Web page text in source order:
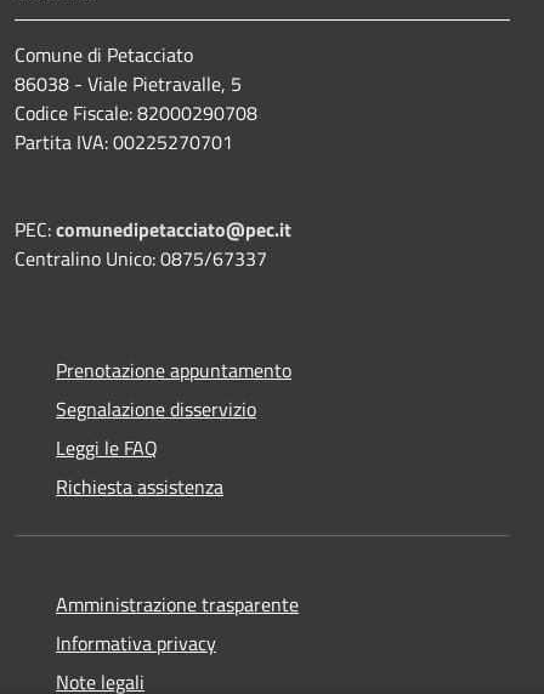
Comune di Petacciato
86038 - Viale Pietravalle, 5
Codice Fiscale: 82000290708
Partita IVA: 00225270701
PEC:comunedipetacciato@pec.it
Centralino Unico: 0875/67337
Prenotazione appuntamento
Segnalazione disservizio
Leggi le FAQ
Richiesta assistenza
Amministrazione trasparente
Informativa privacy
Note legali